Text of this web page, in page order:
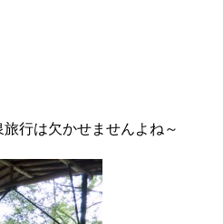
行は欠かせませんよね～